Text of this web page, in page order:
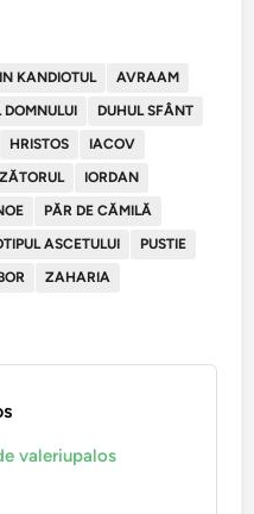
KANDIOTUL
AVRAAM
DOMNULUI
DUHUL SFÂNT
HRISTOS
IACOV
IORDAN
PĂR DE CĂMILĂ
ASCETULUI
PUSTIE
ZAHARIA
valeriupalos